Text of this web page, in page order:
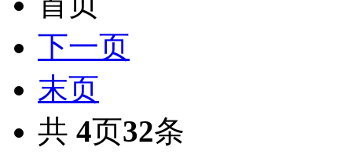
下一页
末页
共 4页32条